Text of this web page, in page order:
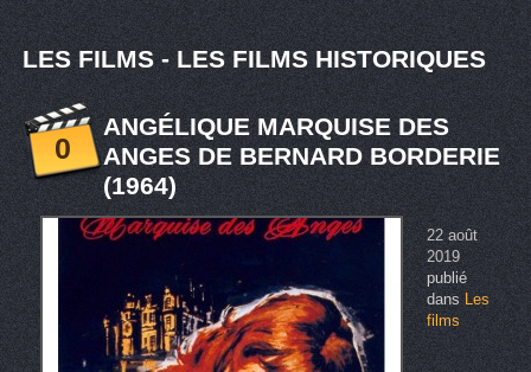
LES FILMS - LES FILMS HISTORIQUES
0
ANGÉLIQUE MARQUISE DES
ANGES DE BERNARD BORDERIE
(1964)
22 août
2019
publié
dansLes
films